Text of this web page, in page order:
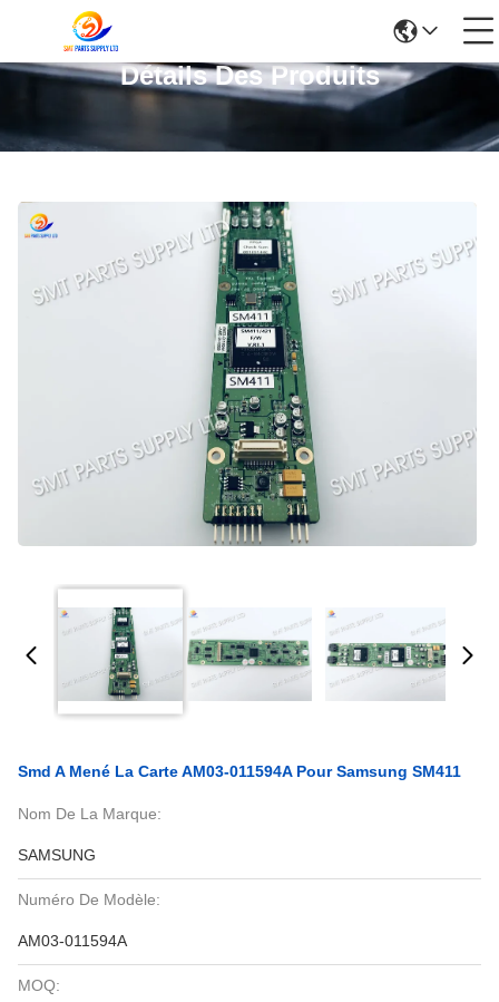
Détails Des Produits
Smd A Mené La Carte AM03-011594A Pour Samsung SM411
Nom De La Marque:
SAMSUNG
Numéro De Modèle:
AM03-011594A
MOQ: